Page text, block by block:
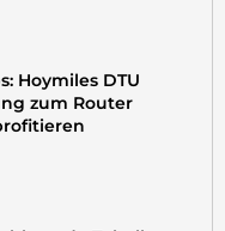
Hoymiles DTU
zum Router